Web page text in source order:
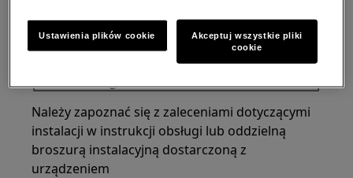
Należy zapoznać się z zaleceniami dotyczącymi
instalacji w instrukcji obsługi lub oddzielną
broszurą instalacyjną dostarczoną z
urządzeniem
Ustawienia plików cookie
Akceptuj wszystkie pliki
cookie